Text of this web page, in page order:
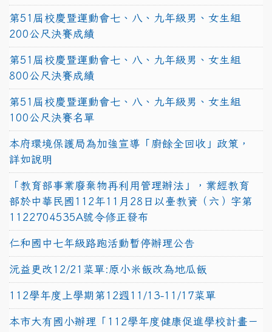
第51屆校慶暨運動會七、八、九年級男、女生組
200公尺決賽成績
第51屆校慶暨運動會七、八、九年級男、女生組
800公尺決賽成績
第51屆校慶暨運動會七、八、九年級男、女生組
100公尺決賽名單
本府環境保護局為加強宣導「廚餘全回收」政策，
詳如說明
「教育部事業廢棄物再利用管理辦法」，業經教育
部於中華民國112年11月28日以臺教資（六）字第
1122704535A號令修正發布
仁和國中七年級路跑活動暫停辦理公告
沅益更改12/21菜單:原小米飯改為地瓜飯
112學年度上學期第12週11/13-11/17菜單
本市大有國小辦理「112學年度健康促進學校計畫－